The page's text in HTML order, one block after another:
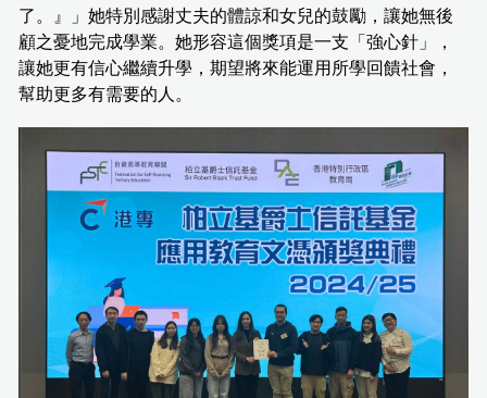
了。』」她特別感謝丈夫的體諒和女兒的鼓勵，讓她無後
顧之憂地完成學業。她形容這個獎項是一支「強心針」，
讓她更有信心繼續升學，期望將來能運用所學回饋社會，
幫助更多有需要的人。